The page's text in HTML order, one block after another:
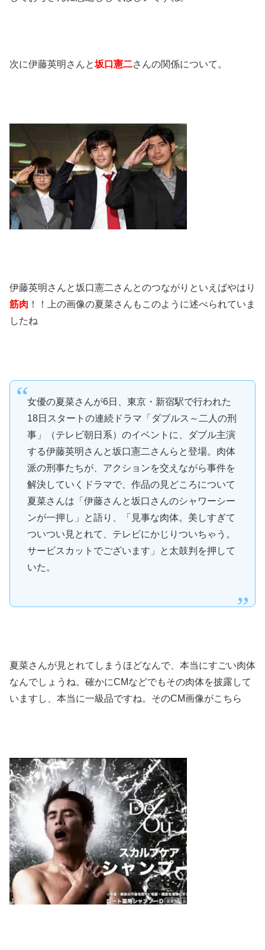
次に伊藤英明さんと坂口憲二さんの関係について。
伊藤英明さんと坂口憲二さんとのつながりといえばやはり
筋肉 ！！上の画像の夏菜さんもこのように述べられていま
したね
女優の夏菜さんが6日、東京・新宿駅で行われた
18日スタートの連続ドラマ「ダブルス～二人の刑
事」（テレビ朝日系）のイベントに、ダブル主演
する伊藤英明さんと坂口憲二さんらと登場。肉体
派の刑事たちが、アクションを交えながら事件を
解決していくドラマで、作品の見どころについて
夏菜さんは「伊藤さんと坂口さんのシャワーシー
ンが一押し」と語り、「見事な肉体。美しすぎて
ついつい見とれて、テレビにかじりついちゃう。
サービスカットでございます」と太鼓判を押して
いた。
夏菜さんが見とれてしまうほどなんで、本当にすごい肉体
なんでしょうね。確かにCMなどでもその肉体を披露して
いますし、本当に一級品ですね。そのCM画像がこちら